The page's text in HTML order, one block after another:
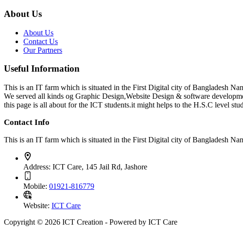
About Us
About Us
Contact Us
Our Partners
Useful Information
This is an IT farm which is situated in the First Digital city of Bangladesh
We served all kinds og Graphic Design,Website Design & software
this page is all about for the ICT students.it might helps to the H.S.C level
Contact Info
This is an IT farm which is situated in the First Digital city of Bangladesh
Address: ICT Care, 145 Jail Rd, Jashore
Mobile: 01921-816779
Website: ICT Care
Copyright © 2026 ICT Creation - Powered by ICT Care